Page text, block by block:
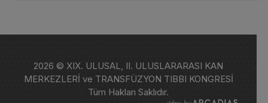
2026 © XIX. ULUSAL, II. ULUSLARARASI KAN
MERKEZLERİ ve TRANSFÜZYON TIBBI KONGRESİ
Tüm Hakları Saklıdır.